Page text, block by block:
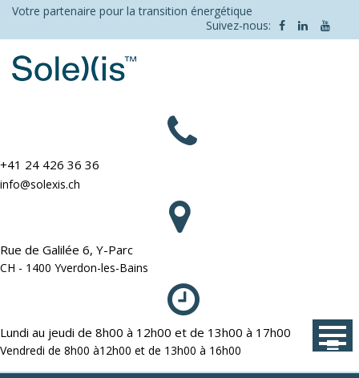
Skip
content
Votre partenaire pour la transition énergétique
Suivez-nous:
+41 24 426 36 36
info@solexis.ch
Rue de Galilée 6, Y-Parc
CH - 1400 Yverdon-les-Bains
Lundi au jeudi de 8h00 à 12h00 et de 13h00 à 17h00
Vendredi de 8h00 à12h00 et de 13h00 à 16h00